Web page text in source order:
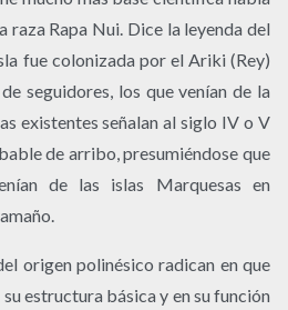
raza Rapa Nui. Dice la leyenda del
fue colonizada por el Ariki (Rey)
seguidores, los que venían de la
existentes señalan al siglo IV o V
de arribo, presumiéndose que
de las islas Marquesas en
origen polinésico radican en que
su estructura básica y en su función